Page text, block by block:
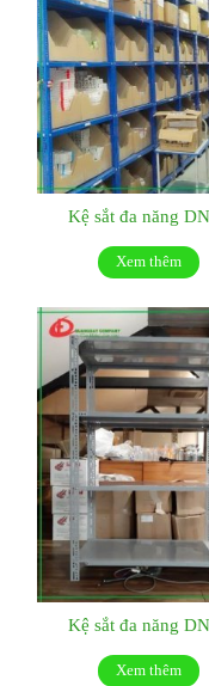
Kệ sắt đa năng
Xem thêm
Kệ sắt đa năng
Xem thêm